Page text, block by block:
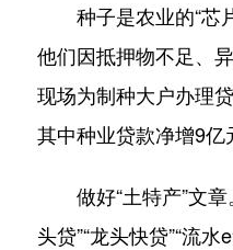
种子是农业的“芯片
他们因抵押物不足、
现场为制种大户办理
其中种业贷款净增9亿
做好“土特产”文章
头贷”“龙头快贷”“流